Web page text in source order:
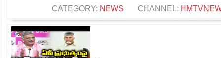
CATEGORY: NEWS CHANNEL: